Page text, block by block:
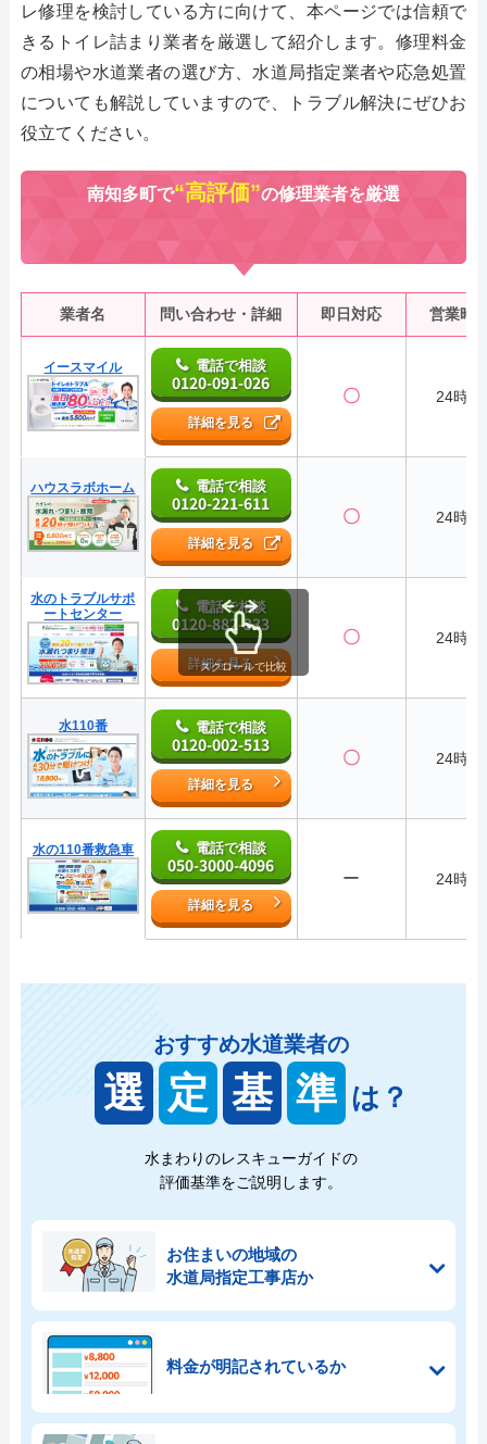
レ修理を検討している方に向けて、本ページでは信頼で
きるトイレ詰まり業者を厳選して紹介します。修理料金
の相場や水道業者の選び方、水道局指定業者や応急処置
についても解説していますので、トラブル解決にぜひお
役立てください。
南知多町で“高評価”の修理業者を厳選
業者名 問い合わせ・詳細 即日対応 営業時
イースマイル 電話で相談
0120-091-026
詳細を見る
〇 24時間
ハウスラボホーム 電話で相談
0120-221-611
詳細を見る
〇 24時間
水のトラブルサポ
ートセンター
電話で相談
0120-882-333
詳細を見る
〇 24時間
水110番 電話で相談
0120-002-513
詳細を見る
〇 24時間
水の110番救急車 電話で相談
050-3000-4096
詳細を見る
ー 24時間
スクロールで比較
おすすめ水道業者の
選 定 基 準 は？
水まわりのレスキューガイドの
評価基準をご説明します。
お住まいの地域の
水道局指定工事店か
料金が明記されているか